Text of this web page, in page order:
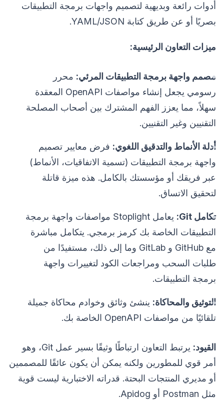
أدوات رائعة وبديهية لتصميم واجهات برمجة التطبيقات
بصريًا أو عن طريق كتابة YAML/JSON.
ميزات التعاون الرئيسية:
مصمم واجهة برمجة التطبيقات المرئي: محرر
رسومي يجعل إنشاء مواصفات OpenAPI المعقدة
سهلاً، مما يعزز الفهم المشترك بين أصحاب المصلحة
التقنيين وغير التقنيين.
أدلة الأنماط والتدقيق اللغوي: فرض معايير تصميم
واجهة برمجة التطبيقات (تسمية الاتفاقيات، الأنماط)
عبر فريقك أو مؤسستك بالكامل. هذه ميزة قاتلة
لتحقيق الاتساق.
تكامل Git:
يعامل Stoplight مواصفات واجهة برمجة
التطبيقات الخاصة بك كرمز برمجي. يتكامل مباشرة
مع GitHub و GitLab وما إلى ذلك، مستفيدًا من
طلبات السحب ومراجعات الكود لتغييرات واجهة
برمجة التطبيقات.
التوثيق والمحاكاة: ينشئ وثائق وخوادم محاكاة جميلة
تلقائيًا من مواصفات OpenAPI الخاصة بك.
القيود:
يرتبط التعاون ارتباطًا وثيقًا بسير عمل Git، وهو
أمر قوي للمطورين ولكنه يمكن أن يكون عائقًا للمصممين
أو مديري المنتجات البحتة. قدراته الاختبارية ليست قوية
مثل Postman أو Apidog.